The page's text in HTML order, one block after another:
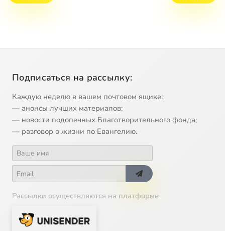
Подписаться на рассылку:
Каждую неделю в вашем почтовом ящике:
— анонсы лучших материалов;
— новости подопечных Благотворительного фонда;
— разговор о жизни по Евангелию.
Рассылки осуществляются на платформе